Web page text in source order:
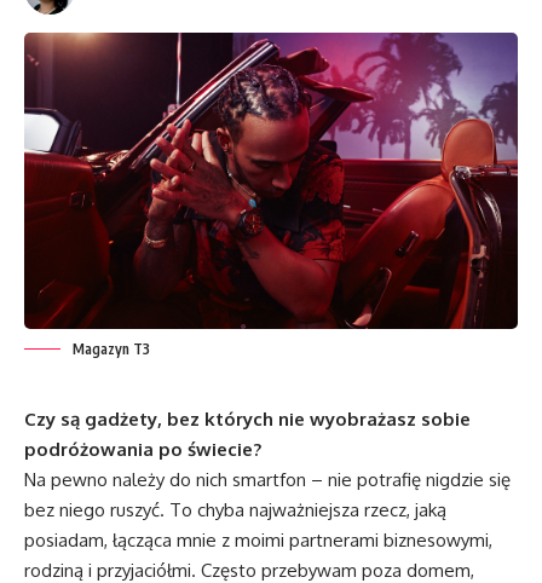
Magazyn T3
Czy są gadżety, bez których nie wyobrażasz sobie
podróżowania po świecie?
Na pewno należy do nich smartfon – nie potrafię nigdzie się
bez niego ruszyć. To chyba najważniejsza rzecz, jaką
posiadam, łącząca mnie z moimi partnerami biznesowymi,
rodziną i przyjaciółmi. Często przebywam poza domem,